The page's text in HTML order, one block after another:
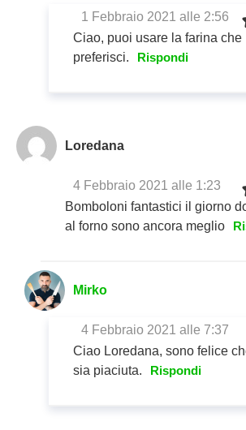
1 Febbraio 2021 alle 2:56
Ciao, puoi usare la farina che
preferisci.
Rispondi
Loredana
4 Febbraio 2021 alle 1:23
Bomboloni fantastici il giorno
al forno sono ancora meglio
Mirko
4 Febbraio 2021 alle 7:37
Ciao Loredana, sono felice
sia piaciuta.
Rispondi